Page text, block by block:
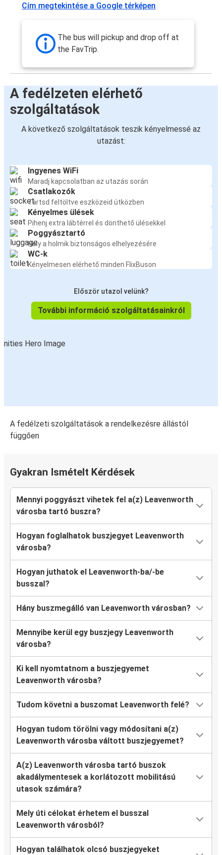
Cím megtekintése a Google térképen
The bus will pickup and drop off at
the FavTrip.
A fedélzeten elérhető
szolgáltatások
A következő szolgáltatások teszik kényelmessé az
utazást:
Ingyenes WiFi
Maradj kapcsolatban az utazás során
Csatlakozók
Tartsd feltöltve eszközeid útközben
Kényelmes ülések
Pihenj extra lábtérrel és dönthető ülésekkel
Poggyásztartó
Hely a holmik biztonságos elhelyezésére
WC-k
Kényelmesen elérhető minden FlixBuson
Először utazol velünk?
További információ szolgáltatásainkról
A fedélzeti szolgáltatások a rendelkezésre állástól
függően
Gyakran Ismételt Kérdések
Mennyi poggyászt vihetek fel a(z) Leavenworth
városba tartó buszra?
Hogyan foglalhatok buszjegyet Leavenworth
városba?
Hogyan juthatok el Leavenworth-ba/-be
busszal?
Hány buszmegálló van Leavenworth városban?
Mennyibe kerül egy buszjegy Leavenworth
városba?
Ki kell nyomtatnom a buszjegyemet
Leavenworth városba?
Tudom követni a buszomat Leavenworth felé?
Hogyan tudom törölni vagy módosítani a(z)
Leavenworth városba váltott buszjegyemet?
A(z) Leavenworth városba tartó buszok
akadálymentesek a korlátozott mobilitású
utasok számára?
Mely úti célokat érhetem el busszal
Leavenworth városból?
Hogyan találhatok olcsó buszjegyeket